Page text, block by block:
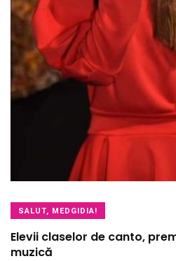
SALUT, MEDGIDIA!
Elevii claselor de canto,
muzică